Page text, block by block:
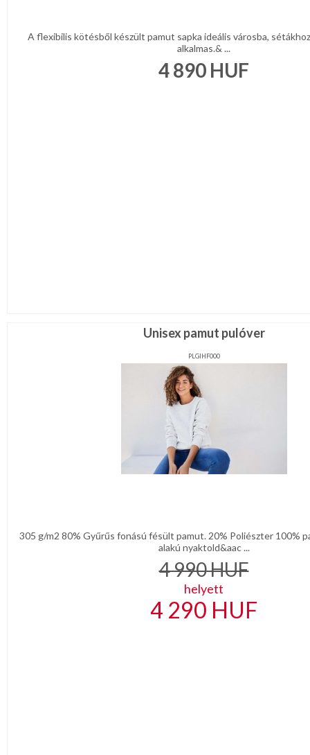
A flexibilis kötésből készült pamut sapka ideális városba,
alkalmas.& ...
4 890 HUF
Unisex pamut pulóver
PLGIHF000
305 g/m2 80% Gyűrűs fonású fésült pamut. 20% Poliészter 100%
alakú nyaktold&aac ...
4 990HUF
helyett
4 290 HUF